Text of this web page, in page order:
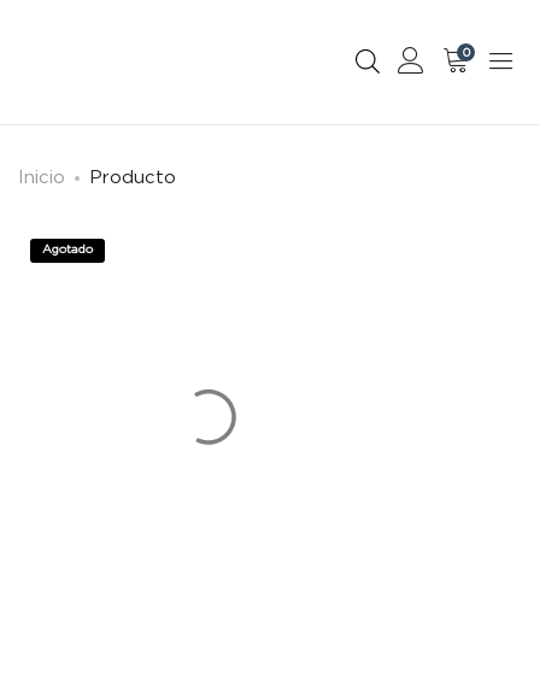
0
Inicio Producto
Agotado